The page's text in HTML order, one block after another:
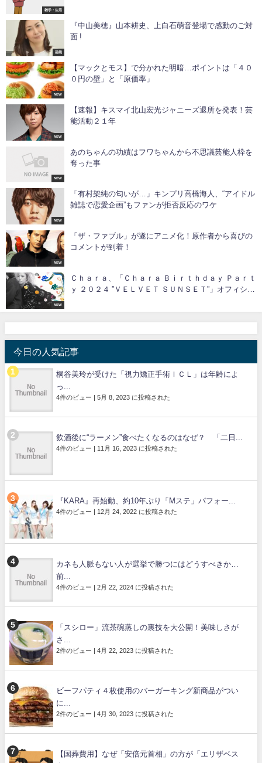
雑学・生活
芸能
『中山美穂』山本耕史、上白石萌音登場で感動のご対
面 !
NEW
【マックとモス】で分かれた明暗…ポイントは「４０
０円の壁」と「原価率」
NEW
【速報】キスマイ北山宏光ジャニーズ退所を発表！芸
能活動２１年
NEW
あのちゃんの功績はフワちゃんから不思議芸能人枠を
奪った事
NEW
「有村架純の匂いが…」キンプリ高橋海人、“アイドル
雑誌で恋愛企画”もファンが拒否反応のワケ
NEW
「ザ・ファブル」が遂にアニメ化！原作者から喜びの
コメントが到着！
NEW
Ｃｈａｒａ、「Ｃｈａｒａ Ｂｉｒｔｈｄａｙ Ｐａｒｔ
ｙ ２０２４ ”ＶＥＬＶＥＴ ＳＵＮＳＥＴ”」オフィシャ
今日の人気記事
桐谷美玲が受けた「視力矯正手術ＩＣＬ」は年齢によ
っ...
4件のビュー | 5月 8, 2023 に投稿された
飲酒後に“ラーメン”食べたくなるのはなぜ？ 「二日...
4件のビュー | 11月 16, 2023 に投稿された
『KARA』再始動、約10年ぶり「Mステ」パフォー...
4件のビュー | 12月 24, 2022 に投稿された
カネも人脈もない人が選挙で勝つにはどうすべきか…
前...
4件のビュー | 2月 22, 2024 に投稿された
「スシロー」流茶碗蒸しの裏技を大公開！美味しさが
さ...
2件のビュー | 4月 22, 2023 に投稿された
ビーフパティ４枚使用のバーガーキング新商品がつい
に...
2件のビュー | 4月 30, 2023 に投稿された
【国葬費用】なぜ「安倍元首相」の方が「エリザベス